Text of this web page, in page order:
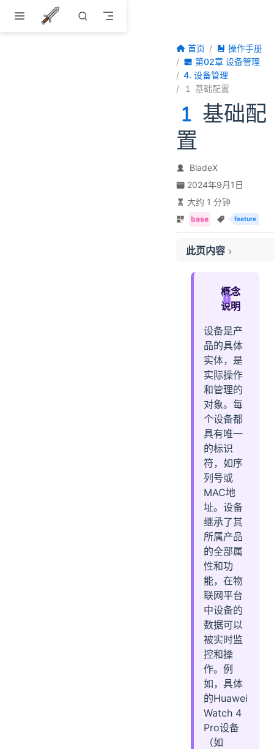
首页
操作手册
第02章 设备管理
4. 设备管理
基础配置
基础配
置
BladeX
2024年9月1日
大约 1 分钟
base feature
此页内容
一、基础数据创建
二、设备标签创建
概念
说明
设备是产
品的具体
实体，是
实际操作
和管理的
对象。每
个设备都
具有唯一
的标识
符，如序
列号或
MAC地
址。设备
继承了其
所属产品
的全部属
性和功
能，在物
联网平台
中设备的
数据可以
被实时监
控和操
作。例
如，具体
的Huawei
Watch 4
Pro设备
（如